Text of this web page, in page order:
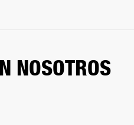
NOSOTROS